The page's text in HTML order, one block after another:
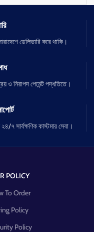
ডেলিভারি করে থাকি।
ও নিরাপদ পেমেন্ট পদ্ধতিতে।
৭ সার্বক্ষণিক কাস্টমার সেবা।
POLICY
To Order
Policy
Policy